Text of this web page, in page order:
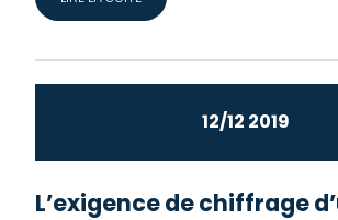
12/12 2019
L’exigence de chiffrage